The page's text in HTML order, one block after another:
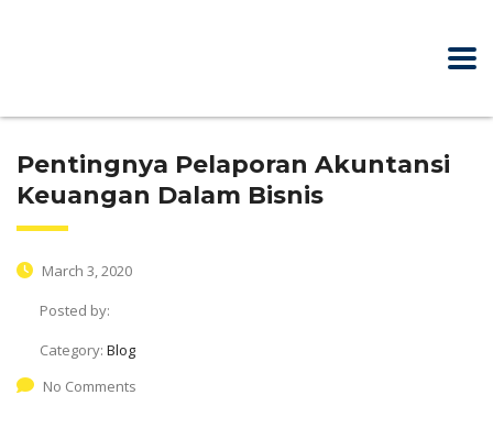
Pentingnya Pelaporan Akuntansi
Keuangan Dalam Bisnis
March 3, 2020
Posted by:
Category: Blog
No Comments